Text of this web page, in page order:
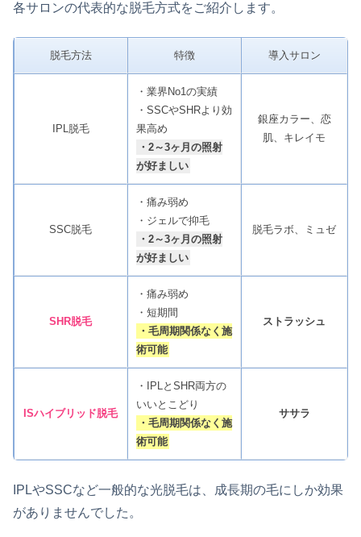
各サロンの代表的な脱毛方式をご紹介します。
脱毛方法 特徴 導入サロン
IPL脱毛
・業界No1の実績
・SSCやSHRより効
果高め
・2～3ヶ月の照射
が好ましい
銀座カラー、恋
肌、キレイモ
SSC脱毛
・痛み弱め
・ジェルで抑毛
・2～3ヶ月の照射
が好ましい
脱毛ラボ、ミュゼ
SHR脱毛
・痛み弱め
・短期間
・毛周期関係なく施
術可能
ストラッシュ
ISハイブリッド脱毛
・IPLとSHR両方の
いいとこどり
・毛周期関係なく施
術可能
ササラ
IPLやSSCなど一般的な光脱毛は、成長期の毛にしか効果
がありませんでした。